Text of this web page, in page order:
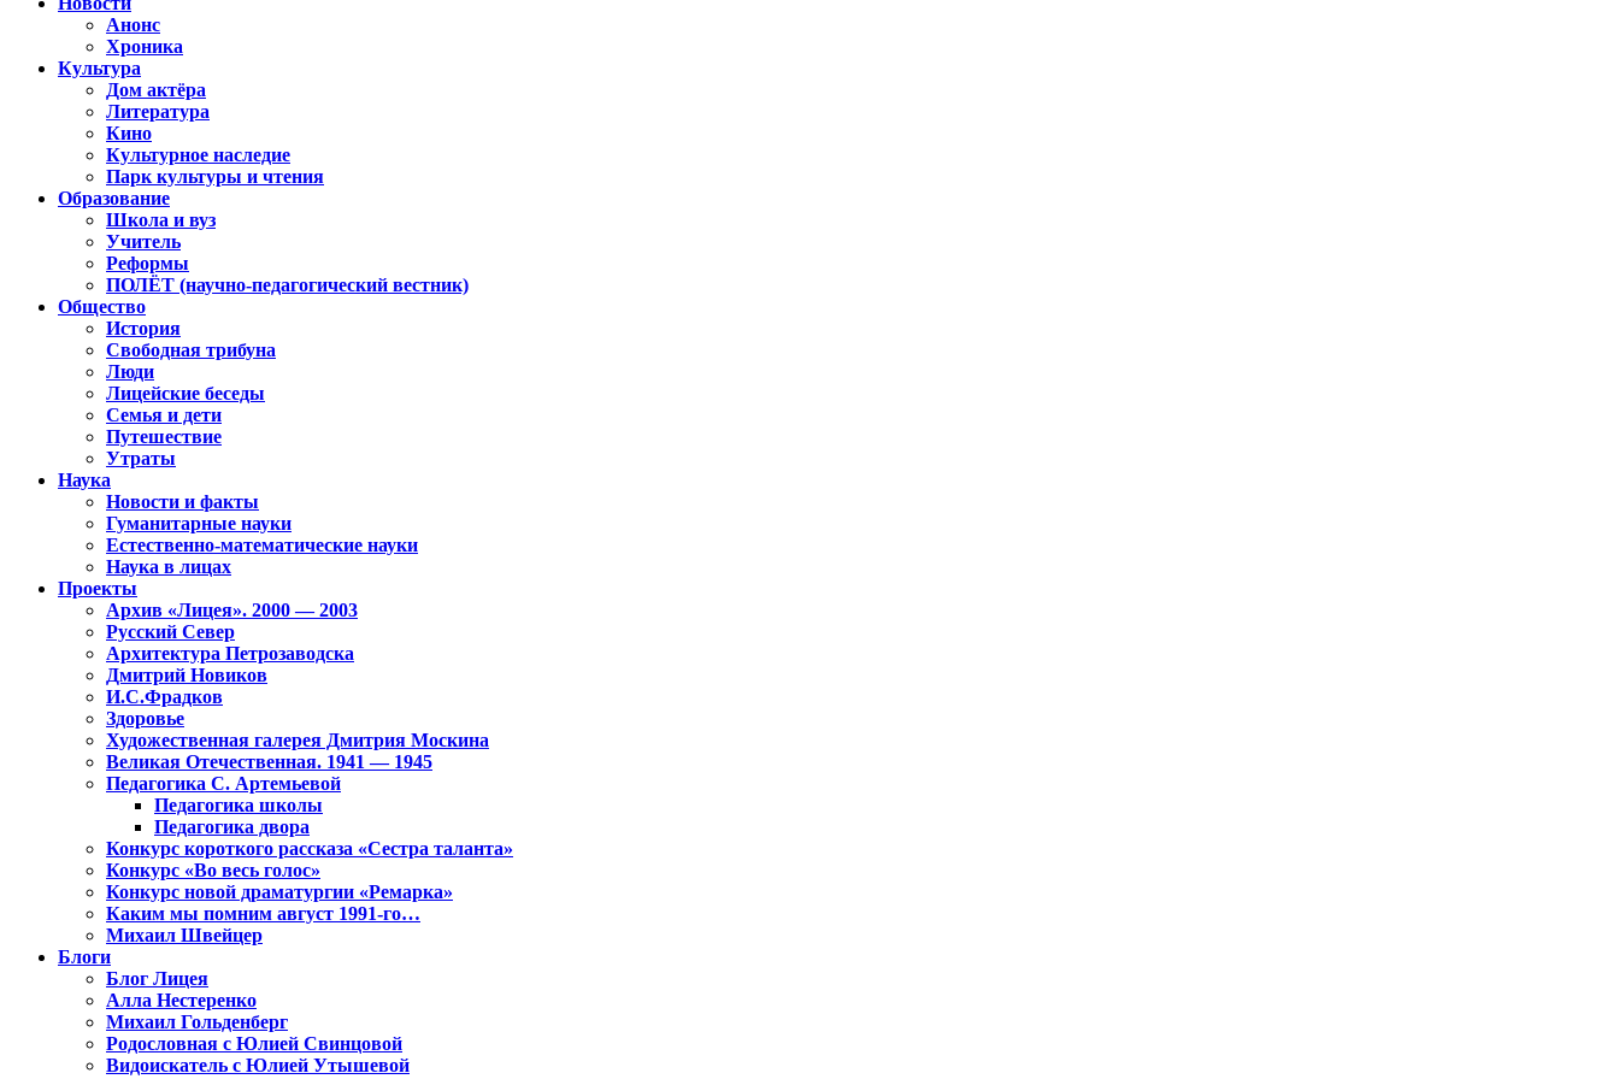
Анонс
Хроника
Культура
Дом актёра
Литература
Кино
Культурное наследие
Парк культуры и чтения
Образование
Школа и вуз
Учитель
Реформы
ПОЛЁТ (научно-педагогический вестник)
Общество
История
Свободная трибуна
Люди
Лицейские беседы
Семья и дети
Путешествие
Утраты
Наука
Новости и факты
Гуманитарные науки
Естественно-математические науки
Наука в лицах
Проекты
Архив «Лицея». 2000 — 2003
Русский Север
Архитектура Петрозаводска
Дмитрий Новиков
И.С.Фрадков
Здоровье
Художественная галерея Дмитрия Москина
Великая Отечественная. 1941 — 1945
Педагогика С. Артемьевой
Педагогика школы
Педагогика двора
Конкурс короткого рассказа «Сестра таланта»
Конкурс «Во весь голос»
Конкурс новой драматургии «Ремарка»
Каким мы помним август 1991-го…
Михаил Швейцер
Блоги
Блог Лицея
Алла Нестеренко
Михаил Гольденберг
Родословная с Юлией Свинцовой
Видоискатель с Юлией Утышевой